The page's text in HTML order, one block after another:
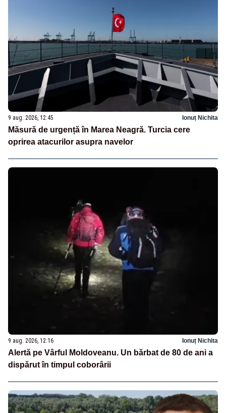
9 aug. 2026, 12:45 Ionuț Nichita
Măsură de urgență în Marea Neagră. Turcia cere
oprirea atacurilor asupra navelor
9 aug. 2026, 12:16 Ionuț Nichita
Alertă pe Vârful Moldoveanu. Un bărbat de 80 de ani a
dispărut în timpul coborârii